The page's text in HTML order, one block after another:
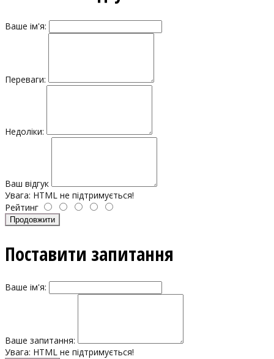
Ваше ім'я:
Переваги:
Недоліки:
Ваш відгук
Увага: HTML не підтримується!
Рейтинг
Продовжити
Поставити запитання
Ваше ім'я:
Ваше запитання:
Увага: HTML не підтримується!